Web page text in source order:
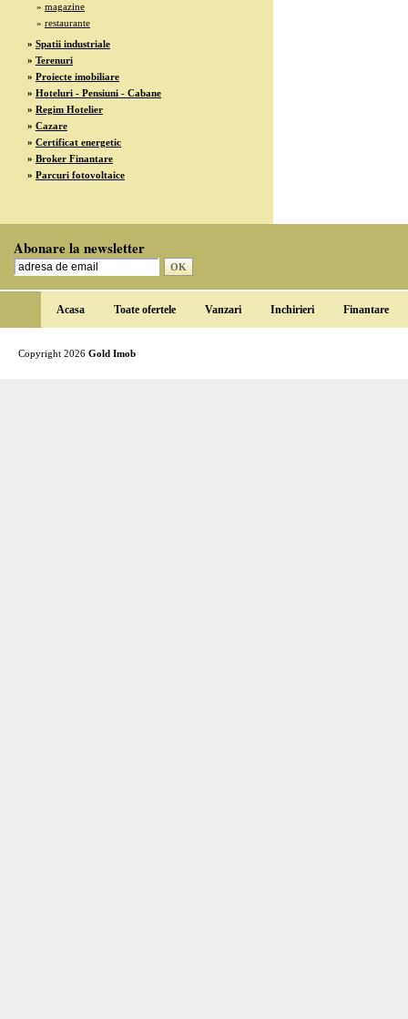
» magazine
» restaurante
» Spatii industriale
» Terenuri
» Proiecte imobiliare
» Hoteluri - Pensiuni - Cabane
» Regim Hotelier
» Cazare
» Certificat energetic
» Broker Finantare
» Parcuri fotovoltaice
Abonare la newsletter
Acasa Toate ofertele Vanzari Inchirieri Finantare
Copyright 2026 Gold Imob